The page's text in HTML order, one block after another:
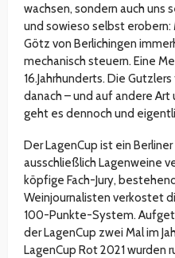
wachsen, sondern auch uns
und sowieso selbst
Götz von Berlichingen
mechanisch steuern. Eine
16.Jahrhunderts. Die
danach – und auf andere
geht es dennoch und
Der LagenCup ist ein
ausschließlich Lagenweine
köpfige Fach-Jury,
Weinjournalisten verkostet
100-Punkte-System.
der LagenCup zwei Mal im
LagenCup Rot 2021 wurden